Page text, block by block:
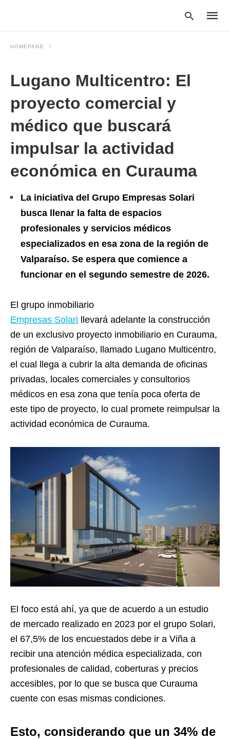
HOMEPAGE
Lugano Multicentro: El
proyecto comercial y
médico que buscará
impulsar la actividad
económica en Curauma
La iniciativa del Grupo Empresas Solari
busca llenar la falta de espacios
profesionales y servicios médicos
especializados en esa zona de la región de
Valparaíso. Se espera que comience a
funcionar en el segundo semestre de 2026.
El grupo inmobiliario
Empresas Solari llevará adelante la construcción
de un exclusivo proyecto inmobiliario en Curauma,
región de Valparaíso, llamado Lugano Multicentro,
el cual llega a cubrir la alta demanda de oficinas
privadas, locales comerciales y consultorios
médicos en esa zona que tenía poca oferta de
este tipo de proyecto, lo cual promete reimpulsar la
actividad económica de Curauma.
El foco está ahí, ya que de acuerdo a un estudio
de mercado realizado en 2023 por el grupo Solari,
el 67,5% de los encuestados debe ir a Viña a
recibir una atención médica especializada, con
profesionales de calidad, coberturas y precios
accesibles, por lo que se busca que Curauma
cuente con esas mismas condiciones.
Esto, considerando que un 34% de